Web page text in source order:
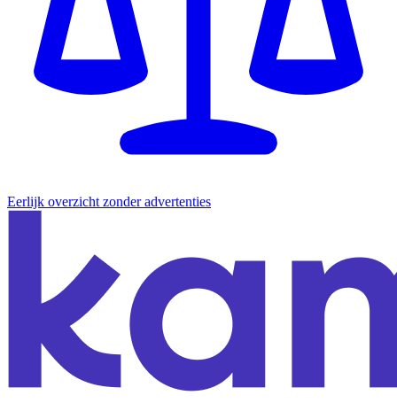
Eerlijk overzicht zonder advertenties